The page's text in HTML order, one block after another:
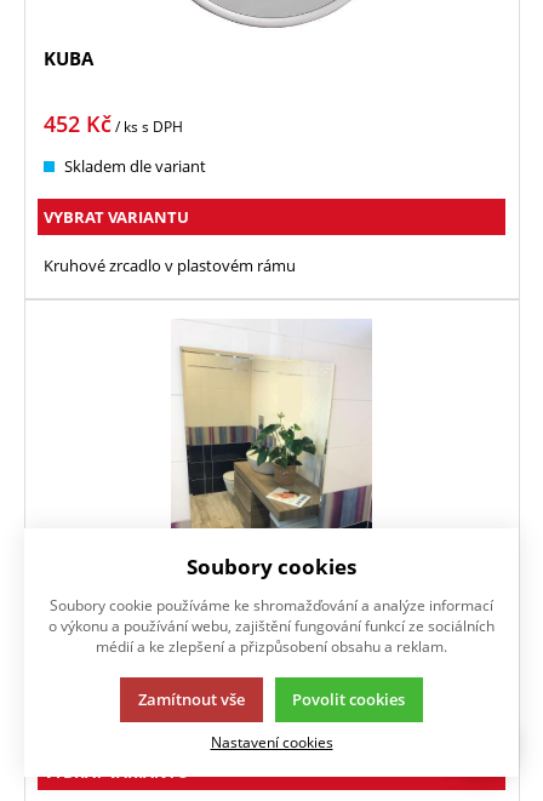
KUBA
452 Kč/ kss DPH
Skladem dle variant
VYBRAT VARIANTU
Kruhové zrcadlo v plastovém rámu
LINEA
Kč/ kss DPH
Skladem dle variant
VYBRAT VARIANTU
Soubory cookies
Soubory cookie používáme ke shromažďování a analýze informací
o výkonu a používání webu, zajištění fungování funkcí ze sociálních
médií a ke zlepšení a přizpůsobení obsahu a reklam.
Zamítnout vše Povolit cookies
Nastavení cookies